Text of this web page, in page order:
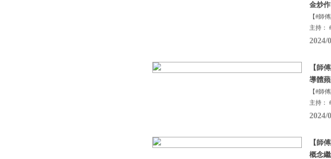
金炒
【#師
主持：
2024/
【師
導體
【#師
主持：
2024/
【師
概念